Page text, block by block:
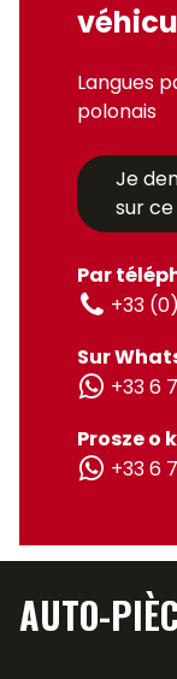
Langues
polonais
Je
sur
Par
+33
Sur
+33 6
Prosze o
+33 6
AUTO-